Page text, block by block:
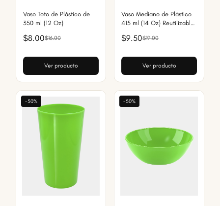
Vaso Toto de Plástico de
350 ml (12 Oz)
$8.00$16.00
Ver producto
Vaso Mediano de Plástico
415 ml (14 Oz) Reutilizable,
$9.50$19.00
Ver producto
-50% -50%